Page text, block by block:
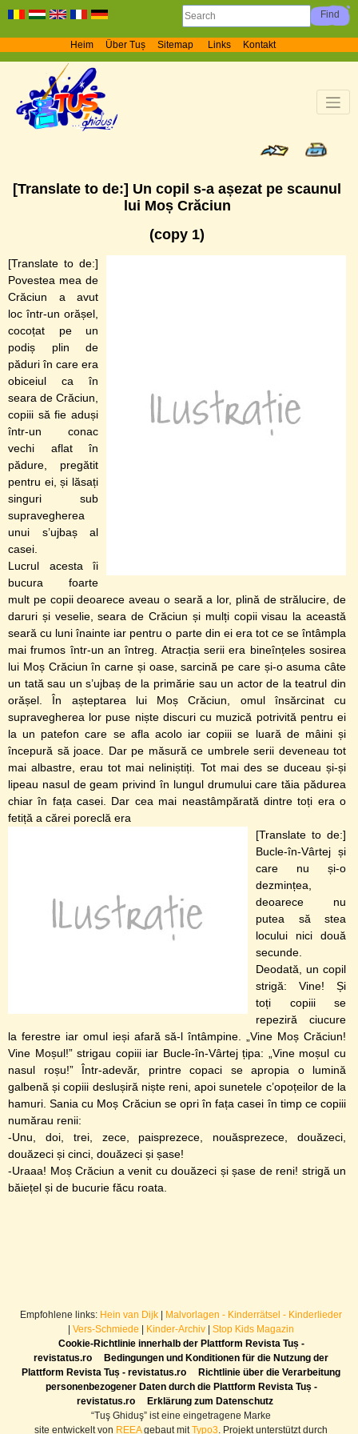
Heim Über Tuș Sitemap Links Kontakt
[Translate to de:] Un copil s-a așezat pe scaunul
lui Moș Crăciun
(copy 1)
[Translate to de:]
Povestea mea de
Crăciun a avut
loc într-un orășel,
cocoțat pe un
podiș plin de
păduri în care era
obiceiul ca în
seara de Crăciun,
copiii să fie aduși
într-un conac
vechi aflat în
pădure, pregătit
pentru ei, și lăsați
singuri sub
supravegherea
unui s’ujbaș al
casei.
Lucrul acesta îi
bucura foarte
mult pe copii deoarece aveau o seară a lor, plină de strălucire, de
daruri și veselie, seara de Crăciun și mulți copii visau la această
seară cu luni înainte iar pentru o parte din ei era tot ce se întâmpla
mai frumos într-un an întreg. Atracția serii era bineînțeles sosirea
lui Moș Crăciun în carne și oase, sarcină pe care și-o asuma câte
un tată sau un s’ujbaș de la primărie sau un actor de la teatrul din
orășel. În așteptarea lui Moș Crăciun, omul însărcinat cu
supravegherea lor puse niște discuri cu muzică potrivită pentru ei
la un patefon care se afla acolo iar copiii se luară de mâini și
începură să joace. Dar pe măsură ce umbrele serii deveneau tot
mai albastre, erau tot mai neliniștiți. Tot mai des se duceau și-și
lipeau nasul de geam privind în lungul drumului care tăia pădurea
chiar în fața casei. Dar cea mai neastâmpărată dintre toți era o
fetiță a cărei poreclă era
[Translate to de:]
Bucle-în-Vârtej și
care nu și-o
dezmințea,
deoarece nu
putea să stea
locului nici două
secunde.
Deodată, un copil
strigă: Vine! Și
toți copiii se
repeziră ciucure
la ferestre iar omul ieși afară să-l întâmpine. „Vine Moș Crăciun!
Vine Moșul!” strigau copiii iar Bucle-în-Vârtej țipa: „Vine moșul cu
nasul roșu!” Într-adevăr, printre copaci se apropia o lumină
galbenă și copiii deslușiră niște reni, apoi sunetele c’opoțeilor de la
hamuri. Sania cu Moș Crăciun se opri în fața casei în timp ce copiii
numărau renii:
-Unu, doi, trei, zece, paisprezece, nouăsprezece, douăzeci,
douăzeci și cinci, douăzeci și șase!
-Uraaa! Moș Crăciun a venit cu douăzeci și șase de reni! strigă un
băiețel și de bucurie făcu roata.
Empfohlene links: Hein van Dijk
Malvorlagen - Kinderrätsel - Kinderlieder
Vers-Schmiede Kinder-Archiv
Stop Kids Magazin
Cookie-Richtlinie innerhalb der Plattform Revista Tuș -
revistatus.ro
Bedingungen und Konditionen für die Nutzung der
Plattform Revista Tuș - revistatus.ro
Richtlinie über die Verarbeitung
personenbezogener Daten durch die Plattform Revista Tuș -
revistatus.ro
Erklärung zum Datenschutz
“Tuş Ghiduş” ist eine eingetragene Marke
site entwickelt von REEAgebaut mitTypo3. Projekt unterstützt durch